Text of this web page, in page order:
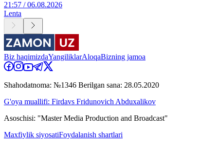
21:57 / 06.08.2026
Lenta
Biz haqimizdaYangiliklarAloqaBizning jamoa
Shahodatnoma: №1346 Berilgan sana: 28.05.2020
G'oya muallifi: Firdavs Fridunovich Abduxalikov
Asoschisi: "Master Media Production and Broadcast"
Maxfiylik siyosatiFoydalanish shartlari